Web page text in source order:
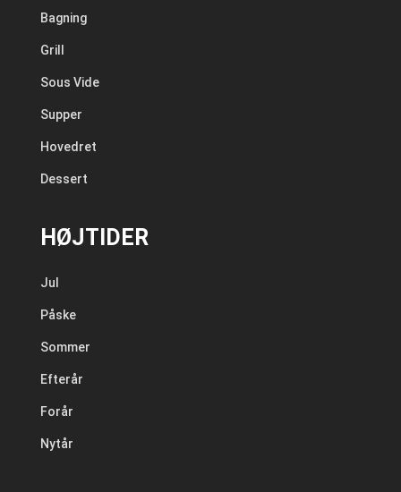
Bagning
Grill
Sous Vide
Supper
Hovedret
Dessert
HØJTIDER
Jul
Påske
Sommer
Efterår
Forår
Nytår